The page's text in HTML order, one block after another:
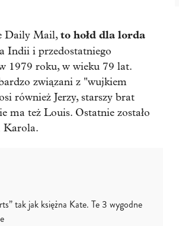
Daily Mail,to hołd dla lorda
Indii i przedostatniego
1979 roku, w wieku 79 lat.
związani z "wujkiem
również Jerzy, starszy brat
ma też Louis. Ostatnie zostało
Karola.
tak jak księżna Kate. Te 3 wygodne